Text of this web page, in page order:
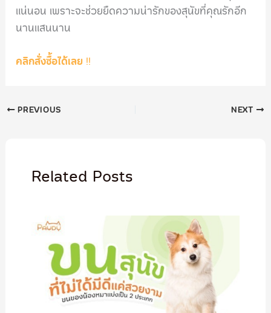
แน่นอน เพราะจะช่วยยืดความน่ารักของสุนัขที่คุณรักอีก
นานแสนนาน
คลิกสั่งซื้อได้เลย !!
PREVIOUS NEXT
Related Posts